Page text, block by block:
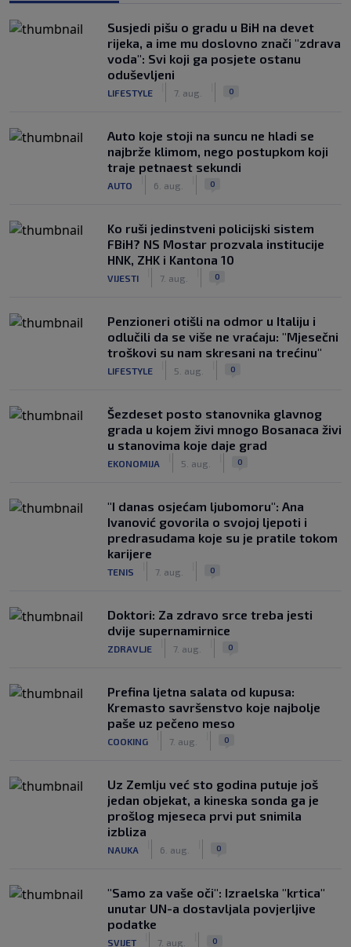
Susjedi pišu o gradu u BiH na devet
rijeka, a ime mu doslovno znači "zdrava
voda": Svi koji ga posjete ostanu
oduševljeni
LIFESTYLE 7. aug. 0
Auto koje stoji na suncu ne hladi se
najbrže klimom, nego postupkom koji
traje petnaest sekundi
AUTO 6. aug. 0
Ko ruši jedinstveni policijski sistem
FBiH? NS Mostar prozvala institucije
HNK, ZHK i Kantona 10
VIJESTI 7. aug. 0
Penzioneri otišli na odmor u Italiju i
odlučili da se više ne vraćaju: "Mjesečni
troškovi su nam skresani na trećinu"
LIFESTYLE 5. aug. 0
Šezdeset posto stanovnika glavnog
grada u kojem živi mnogo Bosanaca živi
u stanovima koje daje grad
EKONOMIJA 5. aug. 0
"I danas osjećam ljubomoru": Ana
Ivanović govorila o svojoj ljepoti i
predrasudama koje su je pratile tokom
karijere
TENIS 7. aug. 0
Doktori: Za zdravo srce treba jesti
dvije supernamirnice
ZDRAVLJE 7. aug. 0
Prefina ljetna salata od kupusa:
Kremasto savršenstvo koje najbolje
paše uz pečeno meso
COOKING 7. aug. 0
Uz Zemlju već sto godina putuje još
jedan objekat, a kineska sonda ga je
prošlog mjeseca prvi put snimila
izbliza
NAUKA 6. aug. 0
"Samo za vaše oči": Izraelska "krtica"
unutar UN-a dostavljala povjerljive
podatke
SVIJET 7. aug. 0